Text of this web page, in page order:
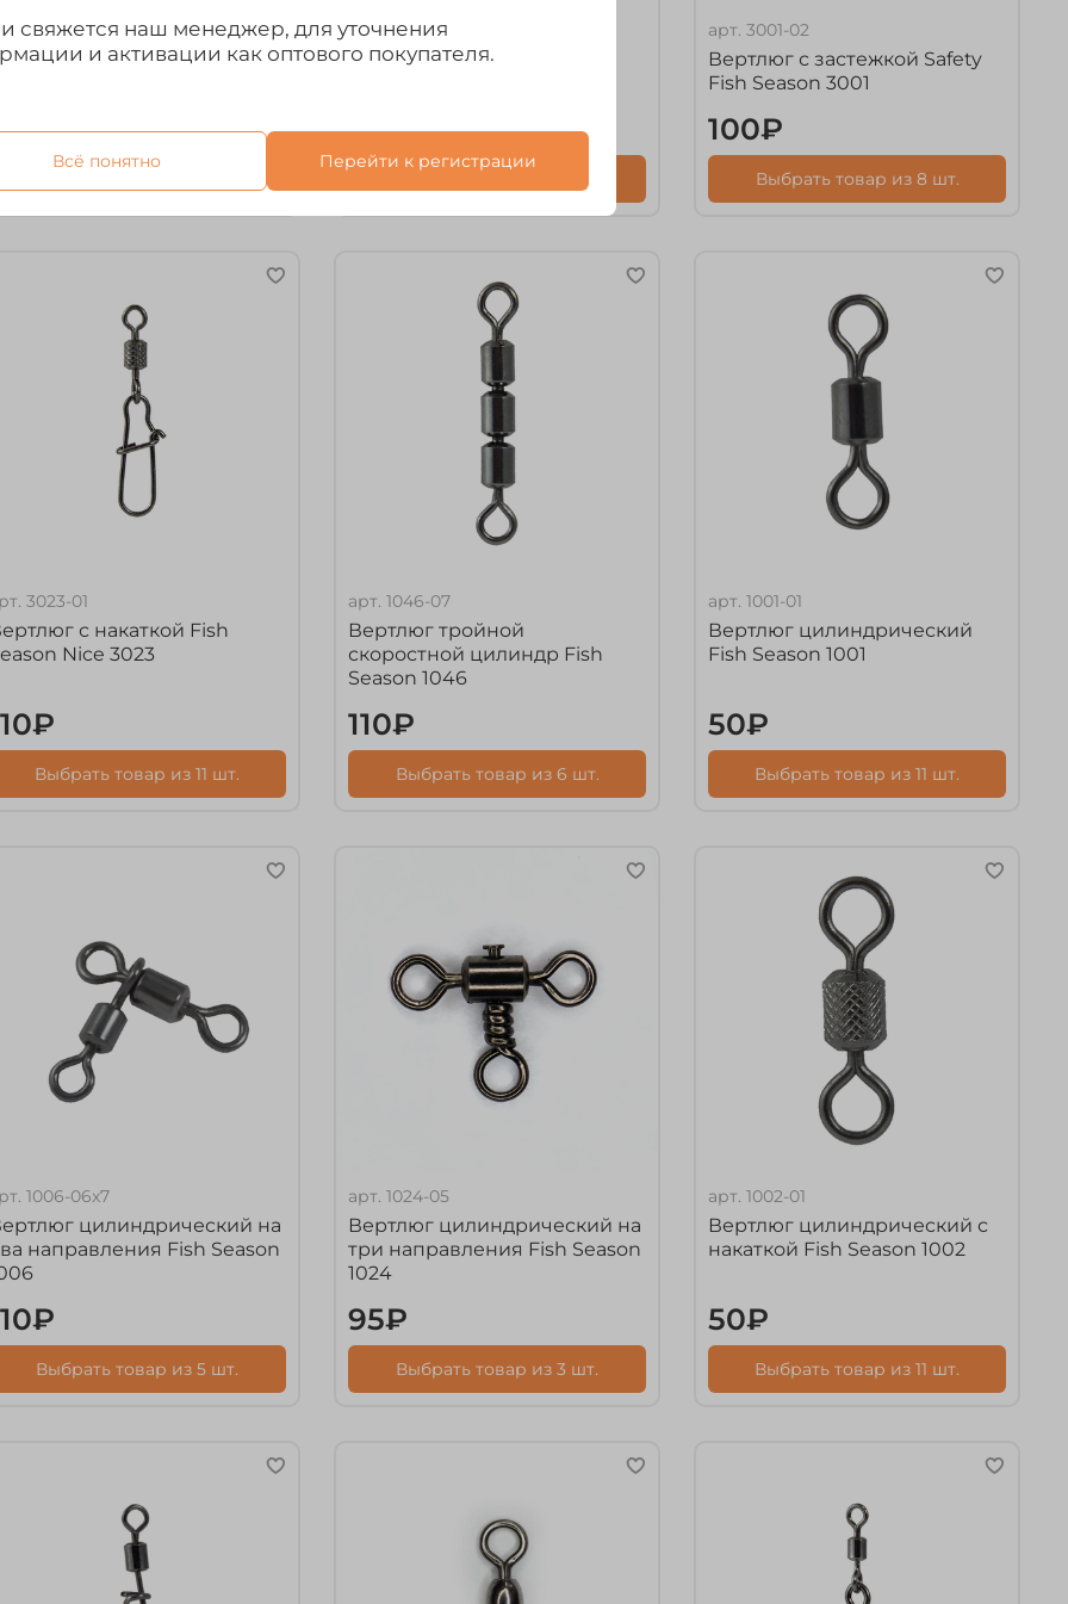
3006-04
с застежкой Fish
арт.3004-04
Вертлюг с застежкой Fish
110₽
арт.3001-02
Вертлюг с застежкой Safety
Fish Season 3001
100₽
Выбрать товар из 8 шт.
3023-01
с накаткой Fish
Nice 3023
Выбрать товар из 11 шт.
арт.1046-07
Вертлюг тройной
скоростной цилиндр Fish
Season 1046
110₽
Выбрать товар из 6 шт.
арт.1001-01
Вертлюг цилиндрический
Fish Season 1001
50₽
Выбрать товар из 11 шт.
1006-06x7
цилиндрический на
направления Fish Season
Выбрать товар из 5 шт.
арт.1024-05
Вертлюг цилиндрический на
три направления Fish Season
1024
95₽
Выбрать товар из 3 шт.
арт.1002-01
Вертлюг цилиндрический с
накаткой Fish Season 1002
50₽
Выбрать товар из 11 шт.
свяжется наш менеджер, для уточнения
и активации как оптового покупателя.
Всё понятно Перейти к регистрации